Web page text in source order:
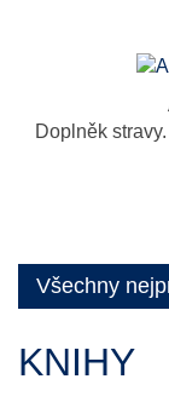
Doplněk
Všechny
KNIHY